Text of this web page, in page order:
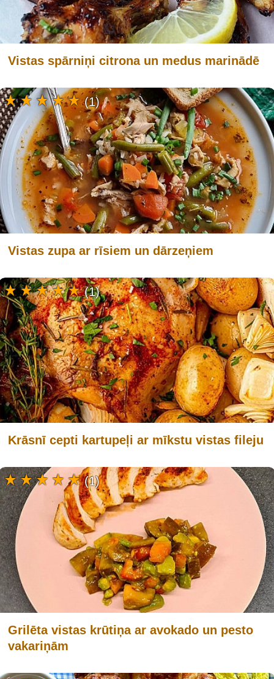
Vistas spārniņi citrona un medus marinādē
Vistas zupa ar rīsiem un dārzeņiem
(1)
Krāsnī cepti kartupeļi ar mīkstu vistas fileju
(1)
Grilēta vistas krūtiņa ar avokado un pesto
vakariņām
(1)